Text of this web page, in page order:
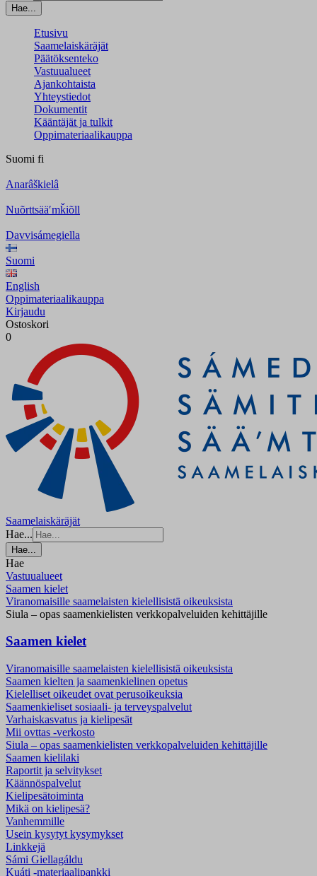
Hae...
Etusivu
Saamelaiskäräjät
Päätöksenteko
Vastuualueet
Ajankohtaista
Yhteystiedot
Dokumentit
Kääntäjät ja tulkit
Oppimateriaalikauppa
Suomi fi
Anarâškielâ
Nuõrttsääʹmǩiõll
Davvisámegiella
Suomi
English
Oppimateriaalikauppa
Kirjaudu
Ostoskori
0
Saamelaiskäräjät
Hae...
Hae...
Hae
Vastuualueet
Saamen kielet
Viranomaisille saamelaisten kielellisistä oikeuksista
Siula – opas saamenkielisten verkkopalveluiden kehittäjille
Saamen kielet
Viranomaisille saamelaisten kielellisistä oikeuksista
Saamen kielten ja saamenkielinen opetus
Kielelliset oikeudet ovat perusoikeuksia
Saamenkieliset sosiaali- ja terveyspalvelut
Varhaiskasvatus ja kielipesät
Mii ovttas -verkosto
Siula – opas saamenkielisten verkkopalveluiden kehittäjille
Saamen kielilaki
Raportit ja selvitykset
Käännöspalvelut
Kielipesätoiminta
Mikä on kielipesä?
Vanhemmille
Usein kysytyt kysymykset
Linkkejä
Sámi Giellagáldu
Kuáti -materiaalipankki